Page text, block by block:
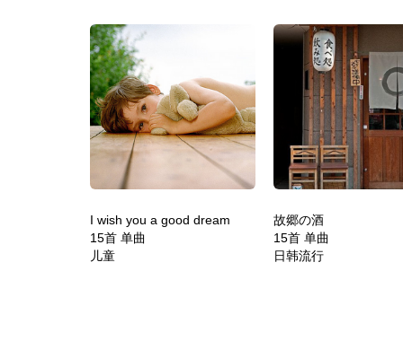
I wish you a good dream
15首 单曲
儿童
故郷の酒
15首 单曲
日韩流行